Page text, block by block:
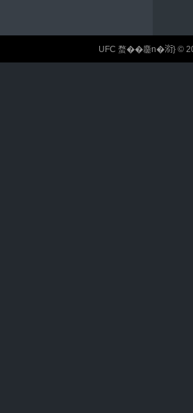
UFC 蝥��麢n�𣶹} ©